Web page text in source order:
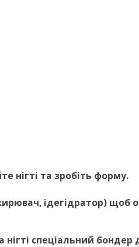
нігті та зробіть форму.
ідегідратор) щоб
нігті спеціальний